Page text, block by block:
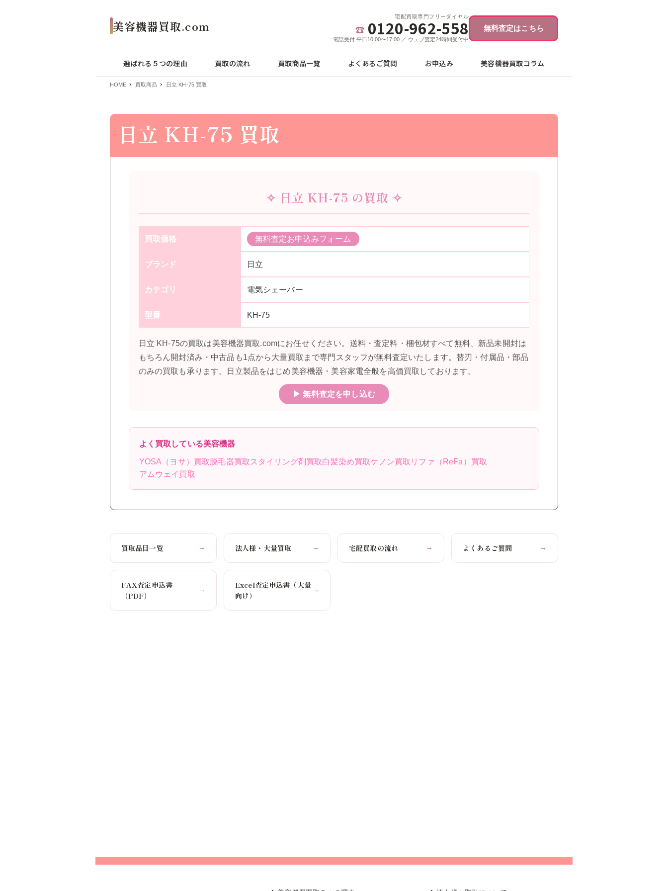
宅配買取専門フリーダイヤル
0120-962-558
電話受付 平日10:00〜17:00 ／ ウェブ査定24時間受付中
無料査定はこちら
選ばれる５つの理由 買取の流れ 買取商品一覧 よくあるご質問 お申込み 美容機器買取コラム
HOME 買取商品 日立 KH-75 買取
日立 KH-75 買取
✧ 日立 KH-75 の買取 ✧
買取価格 無料査定お申込みフォーム
ブランド 日立
カテゴリ 電気シェーバー
型番 KH-75
日立 KH-75の買取は美容機器買取.comにお任せください。送料・査定料・梱包材すべて無料、新品未開封は
もちろん開封済み・中古品も1点から大量買取まで専門スタッフが無料査定いたします。替刃・付属品・部品
のみの買取も承ります。日立製品をはじめ美容機器・美容家電全般を高価買取しております。
▶ 無料査定を申し込む
よく買取している美容機器
YOSA（ヨサ）買取 脱毛器買取 スタイリング剤買取白髪染め買取ケノン買取 リファ（ReFa）買取
アムウェイ買取
買取品目一覧 → 法人様・大量買取 → 宅配買取の流れ → よくあるご質問 →
FAX査定申込書
（PDF）
→
Excel査定申込書（大量
向け）
→